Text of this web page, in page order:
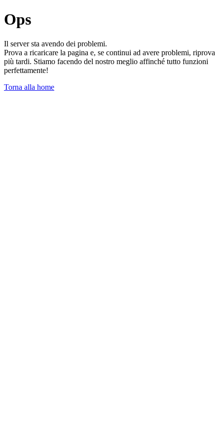
Ops
Il server sta avendo dei problemi.
Prova a ricaricare la pagina e, se continui ad avere problemi, riprova
più tardi. Stiamo facendo del nostro meglio affinché tutto funzioni
perfettamente!
Torna alla home